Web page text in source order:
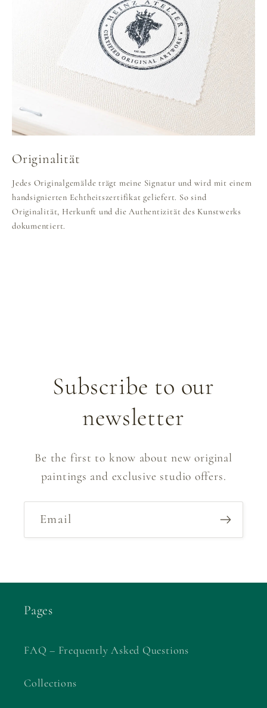
Originalität
Jedes Originalgemälde trägt meine Signatur und wird mit einem
handsignierten Echtheitszertifikat geliefert. So sind
Originalität, Herkunft und die Authentizität des Kunstwerks
dokumentiert.
Subscribe to our
newsletter
Be the first to know about new original
paintings and exclusive studio offers.
Email
Pages
FAQ – Frequently Asked Questions
Collections